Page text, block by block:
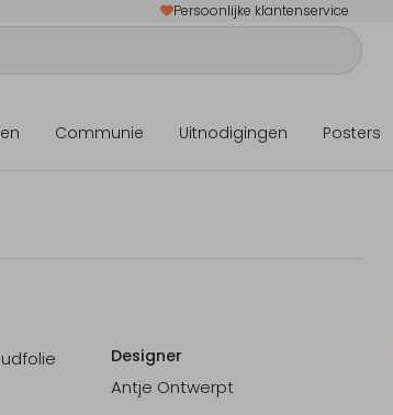
Persoonlijke klantenservice
Communie Uitnodigingen Posters
Designer
Antje Ontwerpt